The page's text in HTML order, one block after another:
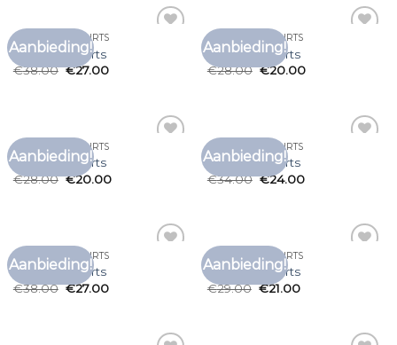
Aanbieding!
KWALITEIT T SHIRTS
kwaliteit t shirts
€38.00 €27.00
Aanbieding!
KWALITEIT T SHIRTS
kwaliteit t shirts
€28.00 €20.00
Aanbieding!
KWALITEIT T SHIRTS
kwaliteit t shirts
€28.00 €20.00
Aanbieding!
KWALITEIT T SHIRTS
kwaliteit t shirts
€34.00 €24.00
Aanbieding!
KWALITEIT T SHIRTS
kwaliteit t shirts
€38.00 €27.00
Aanbieding!
KWALITEIT T SHIRTS
kwaliteit t shirts
€29.00 €21.00